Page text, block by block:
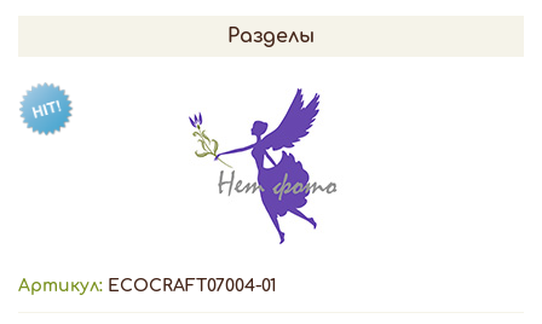
Разделы
Артикул: ECOCRAFT07004-01